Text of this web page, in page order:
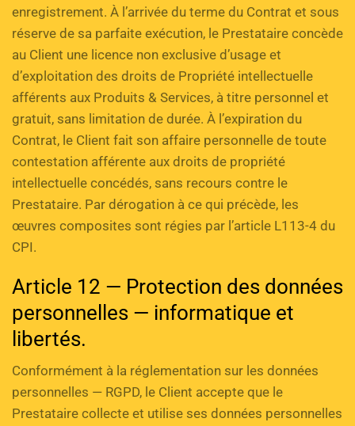
enregistrement. À l’arrivée du terme du Contrat et sous
réserve de sa parfaite exécution, le Prestataire concède
au Client une licence non exclusive d’usage et
d’exploitation des droits de Propriété intellectuelle
afférents aux Produits & Services, à titre personnel et
gratuit, sans limitation de durée. À l’expiration du
Contrat, le Client fait son affaire personnelle de toute
contestation afférente aux droits de propriété
intellectuelle concédés, sans recours contre le
Prestataire. Par dérogation à ce qui précède, les
œuvres composites sont régies par l’article L113-4 du
CPI.
Article 12 — Protection des données
personnelles — informatique et
libertés.
Conformément à la réglementation sur les données
personnelles — RGPD, le Client accepte que le
Prestataire collecte et utilise ses données personnelles